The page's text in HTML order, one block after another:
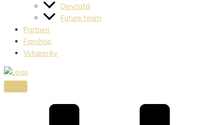
Dievčatá
Future team
Partneri
Fanshop
Vstupenky